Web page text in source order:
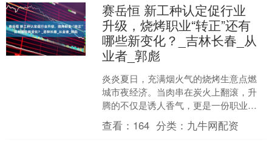
赛岳恒 新工种认定促行业
升级，烧烤职业“转正”还有
哪些新变化？_吉林长春_从
业者_郭彪
炎炎夏日，充满烟火气的烧烤生意点燃
城市夜经济。当肉串在炭火上翻滚，升
腾的不仅是诱人香气，更是一份职业的
全新蜕变。不久前，人力资源和社会保
障部增设“烧烤料理师”新....
查看： 164 分类： 九牛网配资